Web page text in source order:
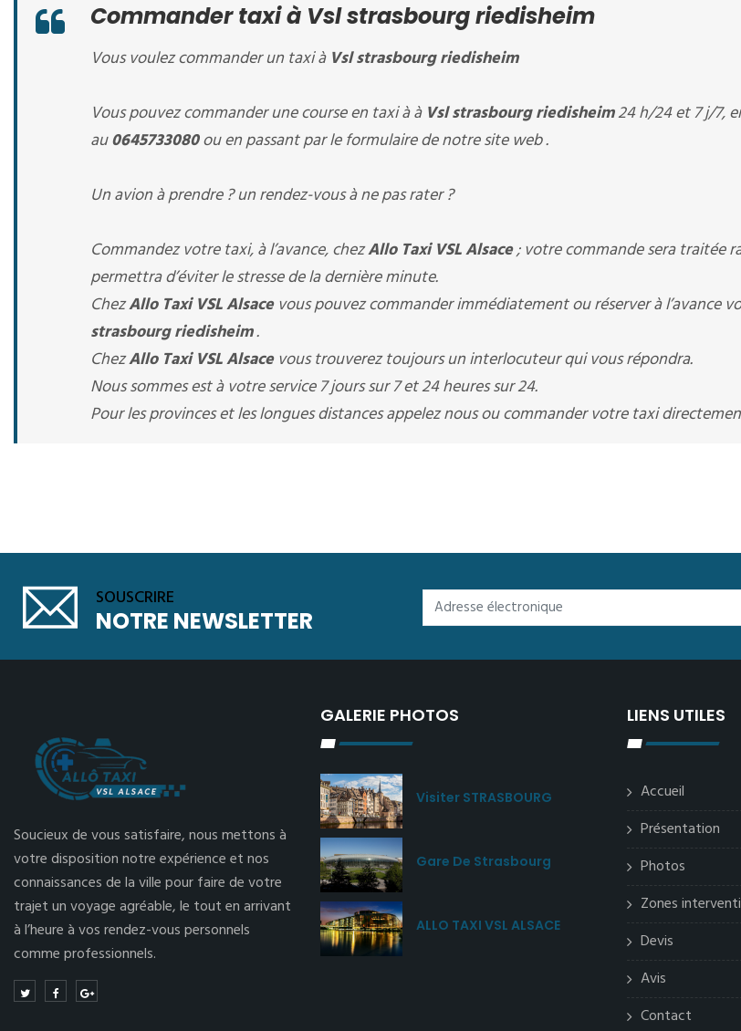
Commander taxi à Vsl strasbourg riedisheim
Vous voulez commander un taxi à Vsl strasbourg riedisheim
Vous pouvez commander une course en taxi à à Vsl strasbourg riedisheim24 h/24 et 7 j/7,
au0645733080ou en passant par le formulaire de notre site web .
Un avion à prendre ? un rendez-vous à ne pas rater ?
Commandez votre taxi, à l’avance, chezAllo Taxi VSL Alsace; votre commande sera traitée
permettra d’éviter le stresse de la dernière minute.
ChezAllo Taxi VSL Alsacevous pouvez commander immédiatement ou réserver à l’avance
strasbourg riedisheim.
ChezAllo Taxi VSL Alsacevous trouverez toujours un interlocuteur qui vous répondra.
Nous sommes est à votre service 7 jours sur 7 et 24 heures sur 24.
Pour les provinces et les longues distances appelez nous ou commander votre taxi
SOUSCRIRE
NOTRE NEWSLETTER
Soucieux de vous satisfaire, nous mettons à
votre disposition notre expérience et nos
connaissances de la ville pour faire de votre
trajet un voyage agréable, le tout en arrivant
à l’heure à vos rendez-vous personnels
comme professionnels.
GALERIE PHOTOS
Visiter STRASBOURG
Gare De Strasbourg
ALLO TAXI VSL ALSACE
LIENS UTILES
Accueil
Présentation
Photos
Zones
Devis
Avis
Contact